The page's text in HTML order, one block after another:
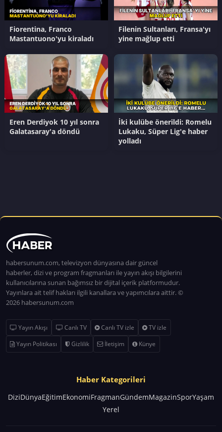
Fiorentina, Franco
Mastantuono'yu kiraladı
Filenin Sultanları, Fransa'yı
yine mağlup etti
Eren Derdiyok 10 yıl sonra
Galatasaray'a döndü
İki kulübe önerildi: Romelu
Lukaku, Süper Lig'e haber
yolladı
habersunum.com, televizyon dünyasına dair güncel
haberler, dizi ve program fragmanları ile yayın akışı bilgilerini
kullanıcılarına sunan bağımsız bir dijital içerik platformudur.
Yayınlara ait telif hakları ilgili kanallara ve yapımcılara aittir. ©
2026 habersunum.com
Yayın Akışı Canlı TV Canlı TV izle
TV izle
Yayın Politikası
Gizlilik İletişim Künye
Haber Kategorileri
DiziDünyaEğitimEkonomiFragmanGündemMagazinSporYaşam
Yerel